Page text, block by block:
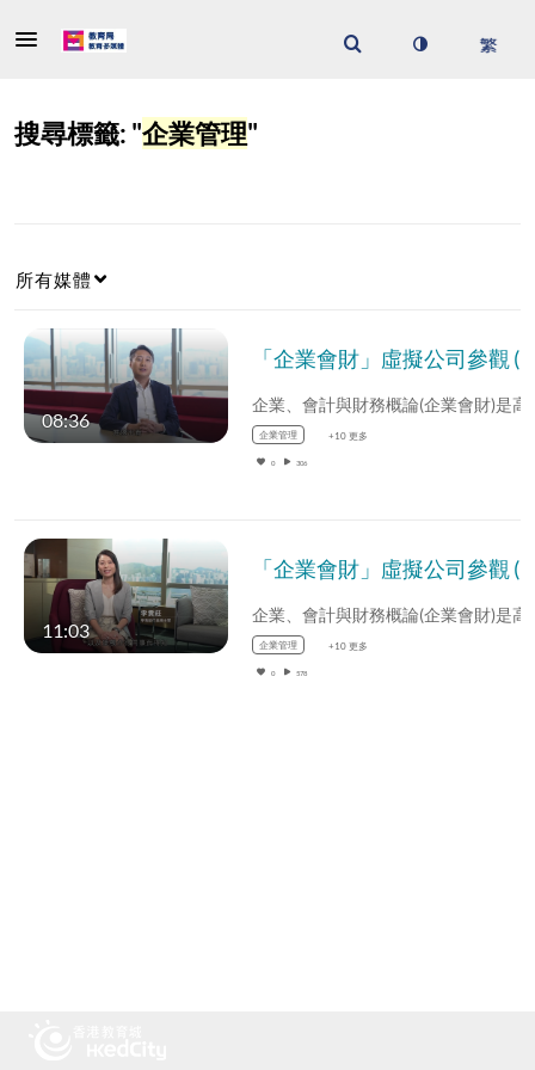
搜尋標籤: "企業管理"
所有媒體
08:36
企業管理 +10 更多
0 306
11:03
企業管理 +10 更多
0 578